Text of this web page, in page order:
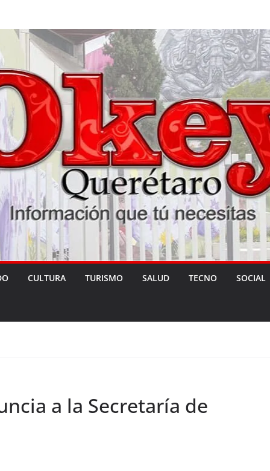
CULTURA TURISMO SALUD TECNO SOCIAL
a la Secretaría de